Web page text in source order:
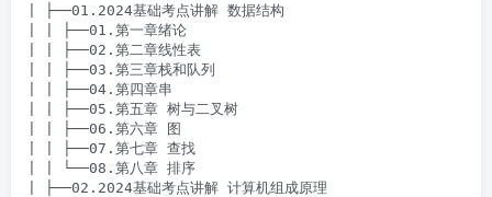
| ├──01.2024基础考点讲解 数据结构
| | ├──01.第一章绪论
| | ├──02.第二章线性表
| | ├──03.第三章栈和队列
| | ├──04.第四章串
| | ├──05.第五章 树与二叉树
| | ├──06.第六章 图
| | ├──07.第七章 查找
| | └──08.第八章 排序
| ├──02.2024基础考点讲解 计算机组成原理